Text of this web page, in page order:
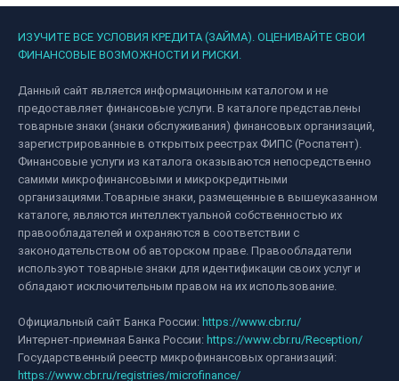
ИЗУЧИТЕ ВСЕ УСЛОВИЯ КРЕДИТА (ЗАЙМА). ОЦЕНИВАЙТЕ СВОИ
ФИНАНСОВЫЕ ВОЗМОЖНОСТИ И РИСКИ.
Данный сайт является информационным каталогом и не
предоставляет финансовые услуги. В каталоге представлены
товарные знаки (знаки обслуживания) финансовых организаций,
зарегистрированные в открытых реестрах ФИПС (Роспатент).
Финансовые услуги из каталога оказываются непосредственно
самими микрофинансовыми и микрокредитными
организациями.Товарные знаки, размещенные в вышеуказанном
каталоге, являются интеллектуальной собственностью их
правообладателей и охраняются в соответствии с
законодательством об авторском праве. Правообладатели
используют товарные знаки для идентификации своих услуг и
обладают исключительным правом на их использование.
Официальный сайт Банка России: https://www.cbr.ru/
Интернет-приемная Банка России: https://www.cbr.ru/Reception/
Государственный реестр микрофинансовых организаций:
https://www.cbr.ru/registries/microfinance/